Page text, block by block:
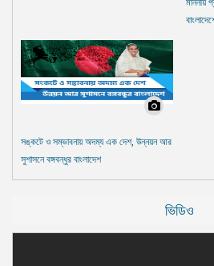
সঙ্কটে ও সম্ভাবনায় অদম্য এক দেশ, উন্নয়ন আর
সুশাসনে বঙ্গবন্ধুর বাংলাদেশ
ভিডিও